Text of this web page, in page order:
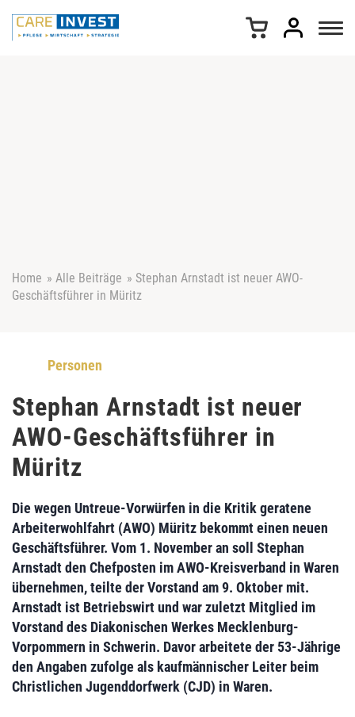
Home » Alle Beiträge » Stephan Arnstadt ist neuer AWO-
Geschäftsführer in Müritz
Personen
Stephan Arnstadt ist neuer
AWO-Geschäftsführer in
Müritz
Die wegen Untreue-Vorwürfen in die Kritik geratene
Arbeiterwohlfahrt (AWO) Müritz bekommt einen neuen
Geschäftsführer. Vom 1. November an soll Stephan
Arnstadtden Chefposten imAWO-Kreisverband in Waren
übernehmen, teilte der Vorstand am 9. Oktober mit.
Arnstadt ist Betriebswirt und war zuletzt Mitglied im
Vorstand des Diakonischen Werkes Mecklenburg-
Vorpommern in Schwerin. Davor arbeitete der 53-Jährige
den Angaben zufolge als kaufmännischer Leiter beim
Christlichen Jugenddorfwerk (CJD) in Waren.